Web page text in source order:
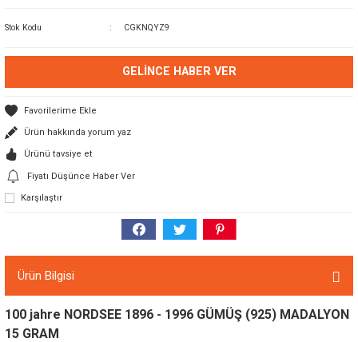
Stok Kodu CGKNQYZ9
GELINCE HABER VER
Ürün hakkında yorum yaz
Ürünü tavsiye et
Fiyatı Düşünce Haber Ver
Karşılaştır
Ürün Bilgisi
100 jahre NORDSEE 1896 - 1996 GÜMÜŞ (925) MADALYON
15 GRAM